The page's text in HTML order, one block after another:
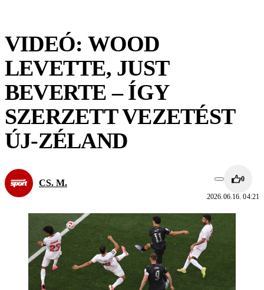
VIDEÓ: WOOD
LEVETTE, JUST
BEVERTE – ÍGY
SZERZETT VEZETÉST
ÚJ-ZÉLAND
CS. M. 0
2026.06.16. 04:21